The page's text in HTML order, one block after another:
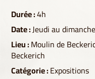
Durée :4h
Date :Jeudi au
Lieu :Moulin de
Beckerich
Catégorie :Expositions